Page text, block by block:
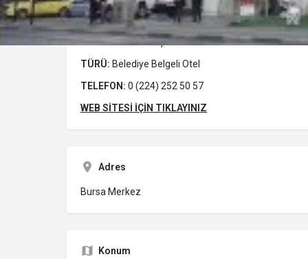
GOLD 3 HOTEL
ADRES:Elmasbahçeler Mh. İnönü Cd. Selvili Sk. N:2
TÜRÜ: Belediye Belgeli Otel
TELEFON: 0 (224) 252 50 57
WEB SİTESİ İÇİN TIKLAYINIZ
Adres
Bursa Merkez
Konum